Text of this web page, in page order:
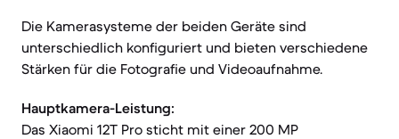
Die Kamerasysteme der beiden Geräte sind
unterschiedlich konfiguriert und bieten verschiedene
Stärken für die Fotografie und Videoaufnahme.
Hauptkamera-Leistung:
Das Xiaomi 12T Pro sticht mit einer 200 MP